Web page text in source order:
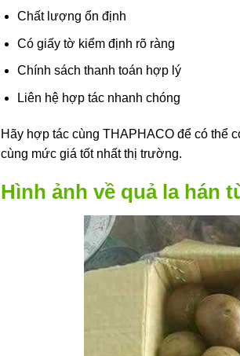
Chất lượng ổn định
Có giấy tờ kiểm định rõ ràng
Chính sách thanh toán hợp lý
Liên hệ hợp tác nhanh chóng
Hãy hợp tác cùng THAPHACO để có thể
cùng mức giá tốt nhất thị trường.
Hình ảnh về quả la hán